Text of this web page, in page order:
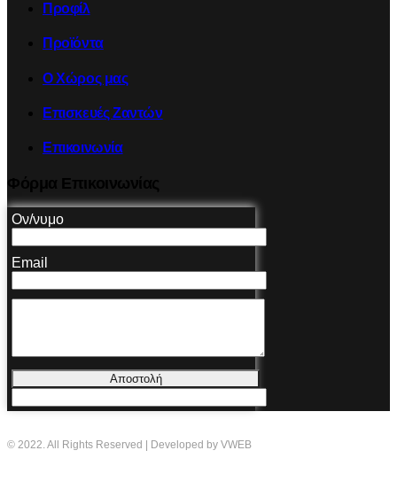
Προφίλ
Προϊόντα
Ο Χώρος μας
Επισκευές Ζαντών
Επικοινωνία
Ον/νυμο
Email
Αποστολή
© 2022. All Rights Reserved | Developed by VWEB